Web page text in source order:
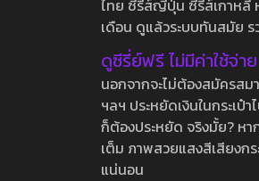
ไทย ซีรีส์ญี่ปุ่น ซีรีส์เกาหลี
เดือน ดูแล้วระบบทันสมัย
ดูซีรี่ย์ฟรี ไม่มีค่าใช้จ่าย
นอกจากจะไม่ต้องสมัครส
ฯลฯ ประหยัดเงินในกระเป๋
ก็ต้องประหยัด จริงมั้ย? ห
เต็ม ภาพสวยแสงสีเสียงก
แน่นอน